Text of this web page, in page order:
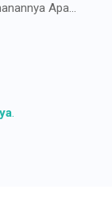
Apa...